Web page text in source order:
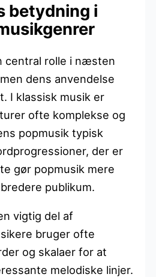
betydning i
central rolle i næsten
dens anvendelse
I klassisk musik er
ofte komplekse og
popmusik typisk
der er
gør popmusik mere
publikum.
vigtig del af
bruger ofte
og skalaer for at
melodiske linjer.